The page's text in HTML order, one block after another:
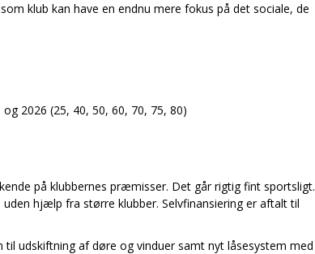
klub kan have en endnu mere fokus på det sociale, de
2026 (25, 40, 50, 60, 70, 75, 80)
på klubbernes præmisser. Det går rigtig fint sportsligt.
hjælp fra større klubber. Selvfinansiering er aftalt til
til udskiftning af døre og vinduer samt nyt låsesystem med